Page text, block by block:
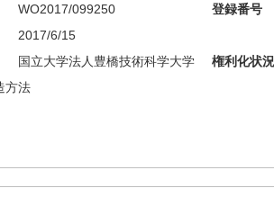
WO2017/099250
登録番号
2017/6/15
国立大学法人豊橋技術科学大学
権利化状況
方法